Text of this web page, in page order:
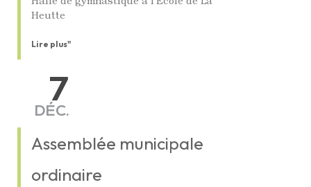
Heutte
Lire plus"
7
DÉC.
Assemblée municipale
ordinaire